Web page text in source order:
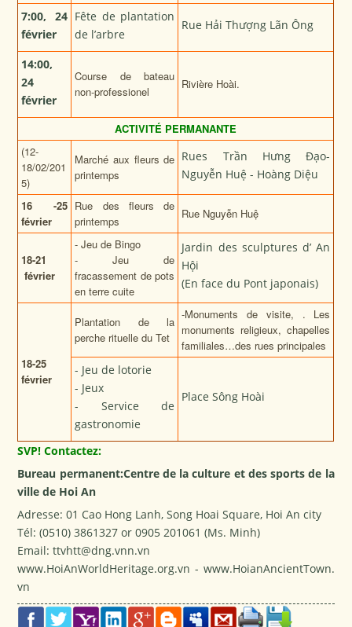
7:00,
24
février
Fête de plantation
de l’arbre
Rue Hải Thượng Lãn Ông
14:00,
24
février
Course de bateau
non-professionel
Rivière Hoài.
ACTIVITÉ PERMANANTE
(12-
18/02/201
5)
Marché aux fleurs de
printemps
Rues Trần Hưng Đạo-
Nguyễn Huệ - Hoàng Diệu
16-25
février
Rue des fleurs de
printemps
Rue Nguyễn Huệ
18-21
février
- Jeu de Bingo
- Jeu de
fracassement de pots
en terre cuite
Jardin des sculptures d’ An
Hội
(En face du Pont japonais)
18-25
février
Plantation de la
perche rituelle du Tet
-Monuments de visite, . Les
monuments religieux, chapelles
familiales…des rues principales
- Jeu de lotorie
- Jeux
- Service de
gastronomie
Place Sông Hoài
SVP! Contactez:
Bureau permanent:Centre de la culture et des sports de la
ville de Hoi An
Adresse: 01 Cao Hong Lanh, Song Hoai Square, Hoi An city
Tél: (0510) 3861327 or 0905 201061 (Ms. Minh)
Email:ttvhtt@dng.vnn.vn
www.HoiAnWorldHeritage.org.vn - www.HoianAncientTown.
vn